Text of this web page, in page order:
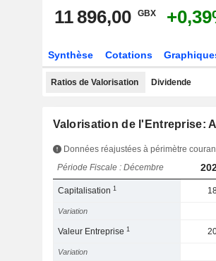
11 896,00 GBX
Synthèse Cotations
Ratios de Valorisation Dividende
Valorisation de l'Entreprise:
Données réajustées à périmètre
Période Fiscale : Décembre
Capitalisation1
Variation
Valeur Entreprise1
Variation